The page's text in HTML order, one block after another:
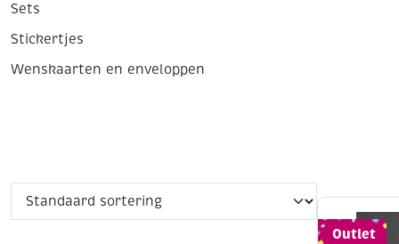
Sets
Stickertjes
Wenskaarten en enveloppen
Outlet